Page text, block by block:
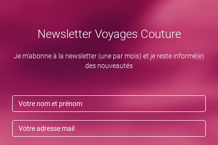
Newsletter Voyages Couture
Je m’abonne à la newsletter (une par mois) et je reste informé(e)
des nouveautés